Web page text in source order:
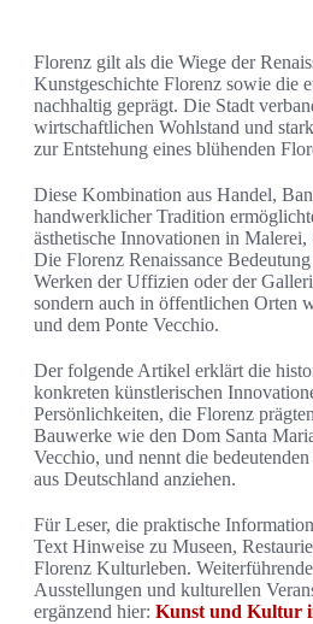
Florenz gilt als die Wiege der
Kunstgeschichte Florenz sowie die
nachhaltig geprägt. Die Stadt
wirtschaftlichen Wohlstand und
zur Entstehung eines blühenden
Diese Kombination aus Handel,
handwerklicher Tradition
ästhetische Innovationen in
Die Florenz Renaissance
Werken der Uffizien oder der
sondern auch in öffentlichen Orten
und dem Ponte Vecchio.
Der folgende Artikel erklärt die
konkreten künstlerischen
Persönlichkeiten, die Florenz
Bauwerke wie den Dom Santa
Vecchio, und nennt die
aus Deutschland anziehen.
Für Leser, die praktische
Text Hinweise zu Museen,
Florenz Kulturleben.
Ausstellungen und kulturellen
ergänzend hier: Kunst und Kultur